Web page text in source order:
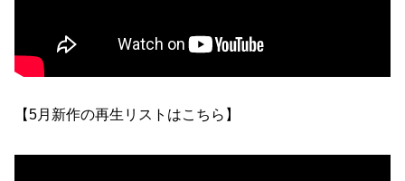
【5月新作の再生リストはこちら】